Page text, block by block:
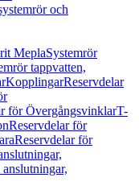
och
MeplaSystemrör
tappvatten,
KopplingarReservdelar
för ÖvergångsvinklarT-
Reservdelar för
Reservdelar för